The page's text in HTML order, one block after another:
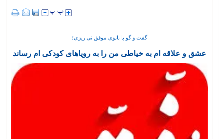
گفت و گو با بانوی موفق نی ریزی؛
عشق و علاقه ام به خیاطی من را به رویاهای کودکی ام رساند